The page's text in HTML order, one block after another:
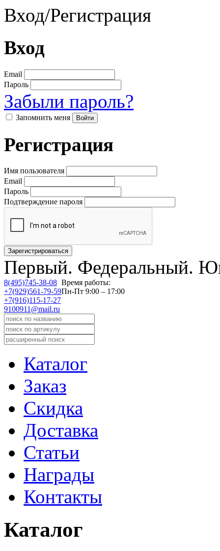
Вход/Регистрация
Вход
Email
Пароль
Забыли пароль?
Запомнить меня
Регистрация
Имя пользователя
Email
Пароль
Подтверждение пароля
Первый. Федеральный.
8(495)745-38-08
+7(929)561-79-59
+7(916)115-17-27
9100911@mail.ru
Время работы:
Пн-Пт 9:00 – 17:00
Каталог
Заказ
Скидка
Доставка
Статьи
Награды
Контакты
Каталог